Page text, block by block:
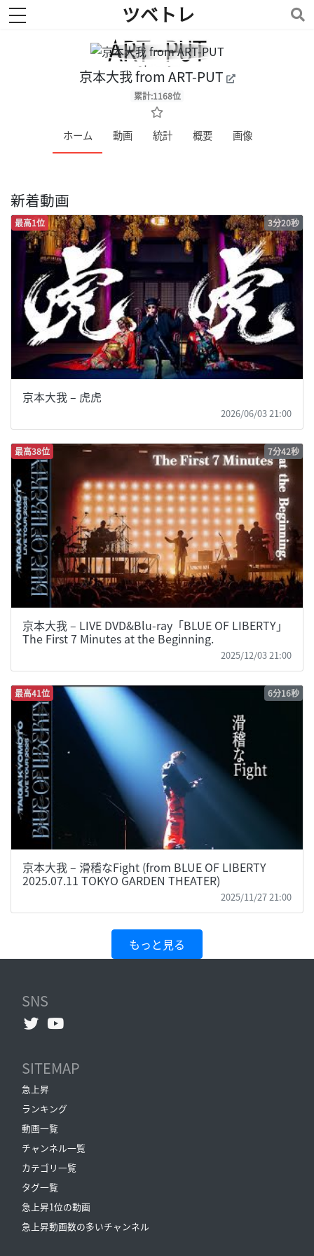
toggle navigation ツベトレ
京本大我 from ART-PUT
累計:1168位
ホーム 動画 統計 概要 画像
新着動画
最高1位 3分20秒
京本大我 – 虎虎
2026/06/03 21:00
最高38位 7分42秒
京本大我 – LIVE DVD&Blu-ray「BLUE OF LIBERTY」
The First 7 Minutes at the Beginning.
2025/12/03 21:00
最高41位 6分16秒
京本大我 – 滑稽なFight (from BLUE OF LIBERTY
2025.07.11 TOKYO GARDEN THEATER)
2025/11/27 21:00
もっと見る
SNS
SITEMAP
急上昇
ランキング
動画一覧
チャンネル一覧
カテゴリ一覧
タグ一覧
急上昇1位の動画
急上昇動画数の多いチャンネル